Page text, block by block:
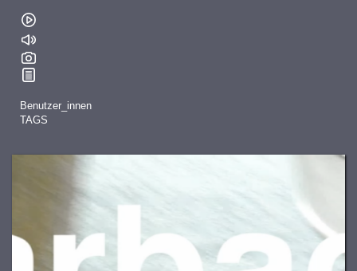
Benutzer_innen
TAGS